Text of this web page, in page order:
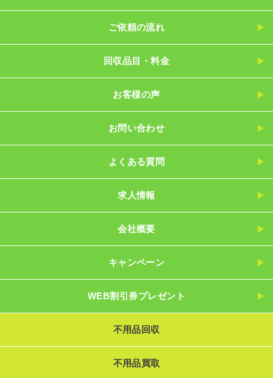
ご依頼の流れ
回収品目・料金
お客様の声
お問い合わせ
よくある質問
求人情報
会社概要
キャンペーン
WEB割引券プレゼント
不用品回収
不用品買取